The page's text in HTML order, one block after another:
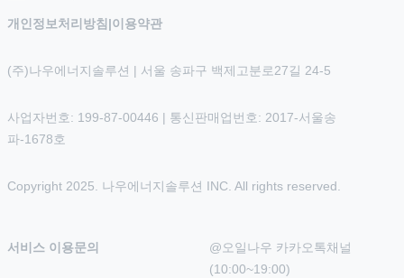
개인정보처리방침 |이용약관
(주)나우에너지솔루션 | 서울 송파구 백제고분로27길 24-5
사업자번호: 199-87-00446 | 통신판매업번호: 2017-서울송
파-1678호
Copyright 2025. 나우에너지솔루션 INC. All rights reserved.
서비스 이용문의
@오일나우 카카오톡채널
(10:00~19:00)